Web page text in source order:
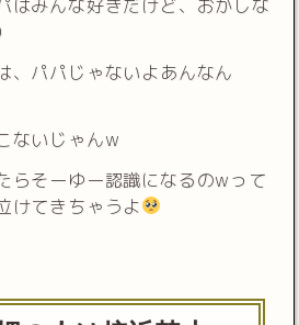
はみんな好きだけど、おかしな
、パパじゃないよあんなん
ないじゃんw
らそーゆー認識になるのwって
けてきちゃうよ